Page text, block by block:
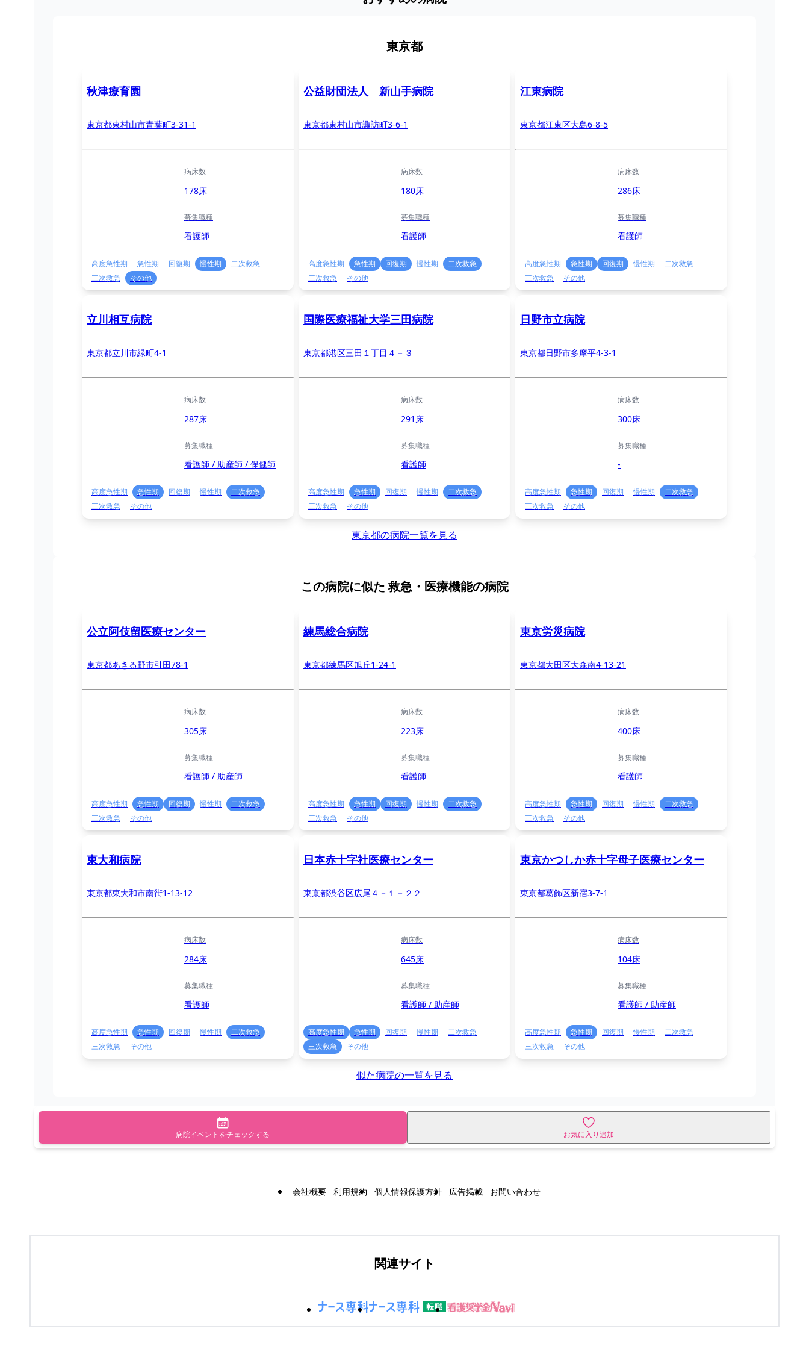
東京都
秋津療育園
東京都東村山市青葉町3-31-1
病床数
178床
募集職種
看護師
高度急性期 急性期 回復期 慢性期
二次救急
三次救急
その他
公益財団法人 新山手病院
東京都東村山市諏訪町3-6-1
病床数
180床
募集職種
看護師
高度急性期 急性期 回復期 慢性期
二次救急
三次救急
その他
江東病院
東京都江東区大島6-8-5
病床数
286床
募集職種
看護師
高度急性期 急性期 回復期 慢性期
二次救急
三次救急
その他
立川相互病院
東京都立川市緑町4-1
病床数
287床
募集職種
看護師 / 助産師 / 保健師
高度急性期 急性期 回復期 慢性期
二次救急
三次救急
その他
国際医療福祉大学三田病院
東京都港区三田１丁目４－３
病床数
291床
募集職種
看護師
高度急性期 急性期 回復期 慢性期
二次救急
三次救急
その他
日野市立病院
東京都日野市多摩平4-3-1
病床数
300床
募集職種
-
高度急性期 急性期 回復期 慢性期
二次救急
三次救急
その他
東京都の病院一覧を見る
この病院に似た 救急・医療機能の病院
公立阿伎留医療センター
東京都あきる野市引田78-1
病床数
305床
募集職種
看護師 / 助産師
高度急性期 急性期 回復期 慢性期
二次救急
三次救急
その他
練馬総合病院
東京都練馬区旭丘1-24-1
病床数
223床
募集職種
看護師
高度急性期 急性期 回復期 慢性期
二次救急
三次救急
その他
東京労災病院
東京都大田区大森南4-13-21
病床数
400床
募集職種
看護師
高度急性期 急性期 回復期 慢性期
二次救急
三次救急
その他
東大和病院
東京都東大和市南街1-13-12
病床数
284床
募集職種
看護師
高度急性期 急性期 回復期 慢性期
二次救急
三次救急
その他
日本赤十字社医療センター
東京都渋谷区広尾４－１－２２
病床数
645床
募集職種
看護師 / 助産師
高度急性期 急性期 回復期 慢性期
二次救急
三次救急
その他
東京かつしか赤十字母子医療センター
東京都葛飾区新宿3-7-1
病床数
104床
募集職種
看護師 / 助産師
高度急性期 急性期 回復期 慢性期
二次救急
三次救急
その他
似た病院の一覧を見る
病院イベントをチェックする お気に入り追加
会社概要 利用規約 個人情報保護方針 広告掲載 お問い合わせ
関連サイト